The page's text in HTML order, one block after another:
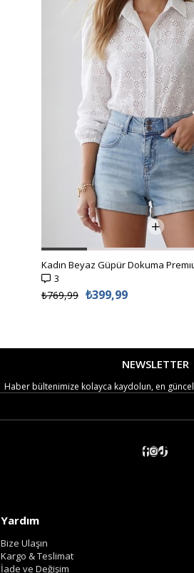
3
₺399,99
₺769,99
NEWSLETTER
Haber bültenimize kolayca kaydolun, en
Yardım
Bize Ulaşın
Kargo & Teslimat
İade ve Değişim